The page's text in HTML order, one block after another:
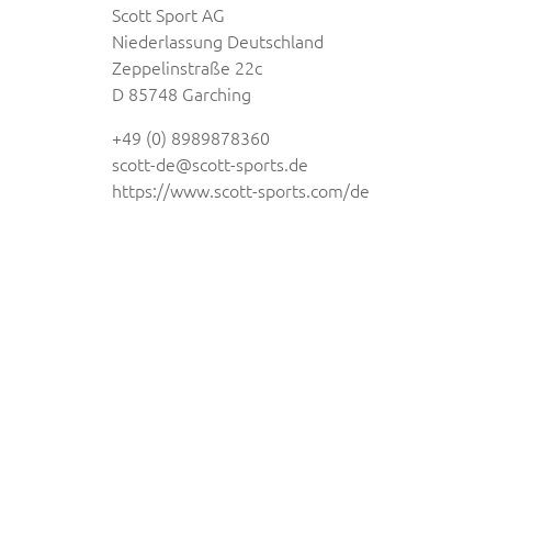
Scott Sport AG
Niederlassung Deutschland
Zeppelinstraße 22c
D 85748 Garching
+49 (0) 8989878360
scott-de@scott-sports.de
https://www.scott-sports.com/de